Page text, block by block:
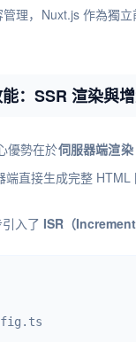
理，Nuxt.js 作為獨
：SSR 渲染與
優勢在於伺服器端渲
端直接生成完整
入了 ISR（